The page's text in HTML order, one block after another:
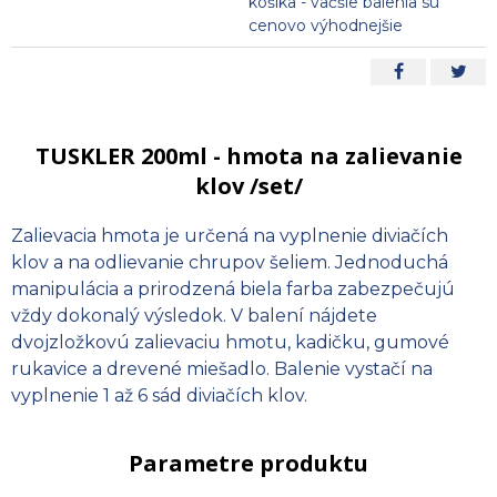
cenovo výhodnejšie
TUSKLER 200ml - hmota na zalievanie
klov /set/
Zalievacia hmota je určená na vyplnenie diviačích
klov a na odlievanie chrupov šeliem. Jednoduchá
manipulácia a prirodzená biela farba zabezpečujú
vždy dokonalý výsledok. V balení nájdete
dvojzložkovú zalievaciu hmotu, kadičku, gumové
rukavice a drevené miešadlo. Balenie vystačí na
vyplnenie 1 až 6 sád diviačích klov.
Parametre produktu